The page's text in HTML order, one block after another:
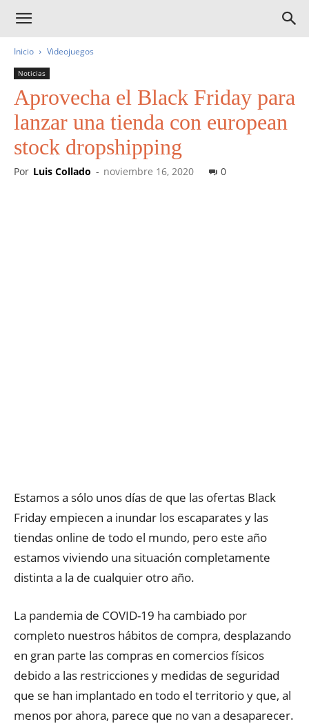
Inicio Videojuegos
Noticias
Aprovecha el Black Friday para
lanzar una tienda con european
stock dropshipping
Por Luis Collado - noviembre 16, 2020 0
Estamos a sólo unos días de que las ofertas Black
Friday empiecen a inundar los escaparates y las
tiendas online de todo el mundo, pero este año
estamos viviendo una situación completamente
distinta a la de cualquier otro año.
La pandemia de COVID-19 ha cambiado por
completo nuestros hábitos de compra, desplazando
en gran parte las compras en comercios físicos
debido a las restricciones y medidas de seguridad
que se han implantado en todo el territorio y que, al
menos por ahora, parece que no van a desaparecer.